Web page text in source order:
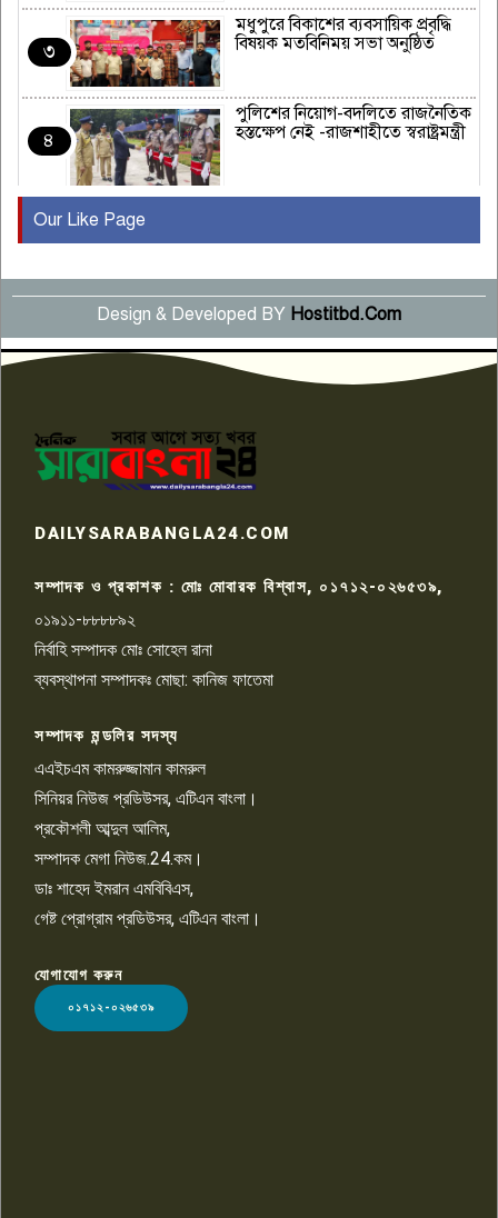
৩
মধুপুরে বিকাশের ব্যবসায়িক প্রবৃদ্ধি
বিষয়ক মতবিনিময় সভা অনুষ্ঠিত
৪
পুলিশের নিয়োগ-বদলিতে রাজনৈতিক
হস্তক্ষেপ নেই -রাজশাহীতে স্বরাষ্ট্রমন্ত্রী
৫
বছর পূর্তি উদযাপন
৬
সংবাদ সম্মেলনে অভিযোগ অস্বীকার
উদ্দেশ্য প্রণোদিত সংবাদ প্রকাশের
প্রতিবাদ নাজির হাসানের
৭
কেটে ঘরে ঢুকে স্কুল শিক্ষিকাকে হত্যা
টয়লেটের ট্যাংকি থেকে লাশ উদ্ধার
রাজশাহীতে সন্ত্রাসী হামলায় গুরুতর
৯
চাঁদাবাজি ও হয়রানির অভিযোগ
১০
Our Like Page
Design & Developed BY Hostitbd.Com
LOGO
DAILYSARABANGLA24.COM
সম্পাদক ও প্রকাশক : মোঃ মোবারক বিশ্বাস, ০১৭১২-০২৬৫৩৯,
০১৯১১-৮৮৮৮৯২
নির্বাহি সম্পাদক মোঃ সোহেল রানা
ব্যবস্থাপনা সম্পাদকঃ মোছা: কানিজ ফাতেমা
সম্পাদক মন্ডলির সদস্য
এএইচএম কামরুজ্জামান কামরুল
সিনিয়র নিউজ প্রডিউসর, এটিএন বাংলা।
প্রকৌশলী আব্দুল আলিম,
সম্পাদক মেগা নিউজ.24.কম।
ডাঃ শাহেদ ইমরান এমবিবিএস,
গেষ্ট প্রোগ্রাম প্রডিউসর, এটিএন বাংলা।
যোগাযোগ করুন
০১৭১২-০২৬৫৩৯